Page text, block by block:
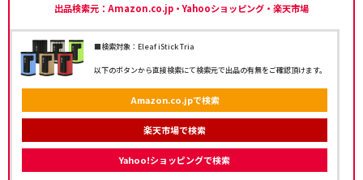
出品検索元：Amazon.co.jp・Yahooショッピング・楽天市場
■検索対象：Eleaf iStick Tria
以下のボタンから直接検索にて検索元で出品の有無をご確認頂けます。
Amazon.co.jpで検索
楽天市場で検索
Yahoo!ショッピングで検索